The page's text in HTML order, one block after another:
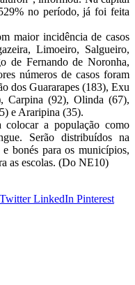
no período, já foi feita
maior incidência de casos
Limoeiro, Salgueiro,
de Fernando de Noronha,
números de casos foram
dos Guararapes (183), Exu
Carpina (92), Olinda (67),
e Araripina (35).
a população como
Serão distribuídos na
e bonés para os municípios,
as escolas. (Do NE10)
Twitter LinkedIn Pinterest